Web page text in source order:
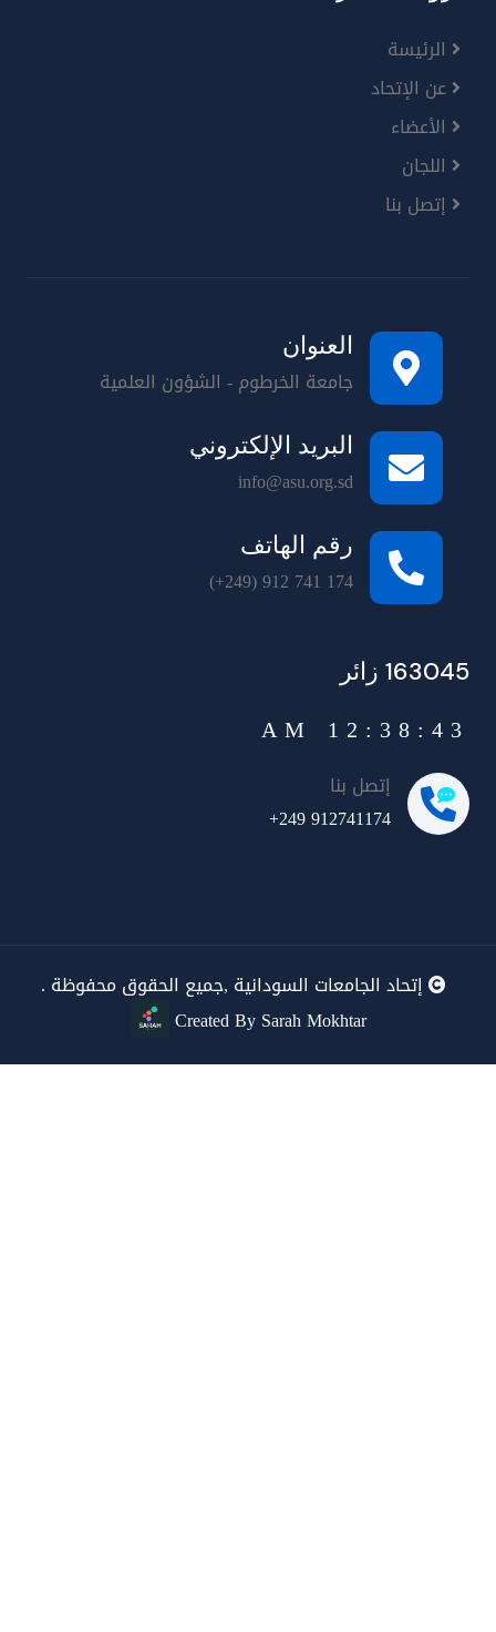
الرئيسة
عن الإتحاد
الأعضاء
اللجان
إتصل بنا
العنوان
جامعة الخرطوم - الشؤون العلمية
البريد الإلكتروني
info@asu.org.sd
رقم الهاتف
(+249) 912 741 174
163045 زائر
12:38:43 AM
إتصل بنا
+249 912741174
إتحاد الجامعات السودانية ,جميع الحقوق محفوظة .
Created By Sarah Mokhtar